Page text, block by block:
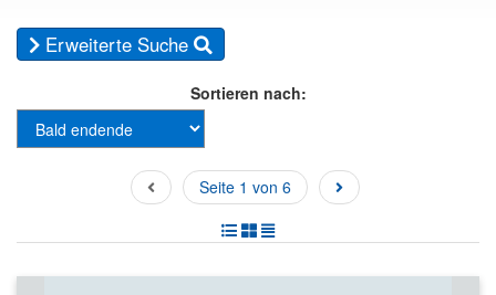
Erweiterte Suche
Sortieren nach:
Seite 1 von 6